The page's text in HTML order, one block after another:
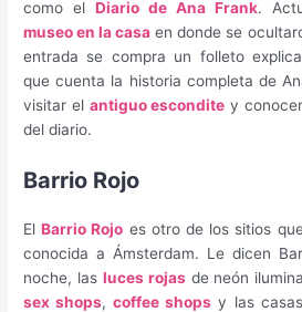
como elDiario de Ana Frank.
museo en la casa en donde se
entrada se compra un folleto
que cuenta la historia completa de
visitar el antiguo escondite y
del diario.
Barrio Rojo
ElBarrio Rojo es otro de los sitios
conocida a Ámsterdam. Le dicen
noche, las luces rojasde neón
sex shops,coffee shops y las